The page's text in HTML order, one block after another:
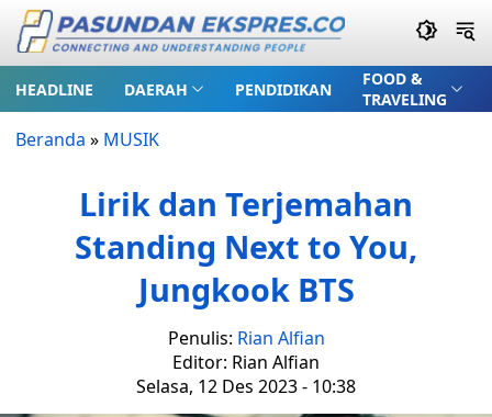
HEADLINE DAERAH PENDIDIKAN
FOOD &
TRAVELING
Beranda » MUSIK
Lirik dan Terjemahan
Standing Next to You,
Jungkook BTS
Penulis: Rian Alfian
Editor: Rian Alfian
Selasa, 12 Des 2023 - 10:38